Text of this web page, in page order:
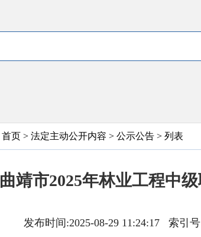
首页 > 法定主动公开内容 > 公示公告 > 列表
曲靖市2025年林业工程中
发布时间:2025-08-29 11:24:17 索